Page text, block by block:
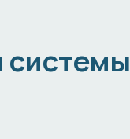
системы